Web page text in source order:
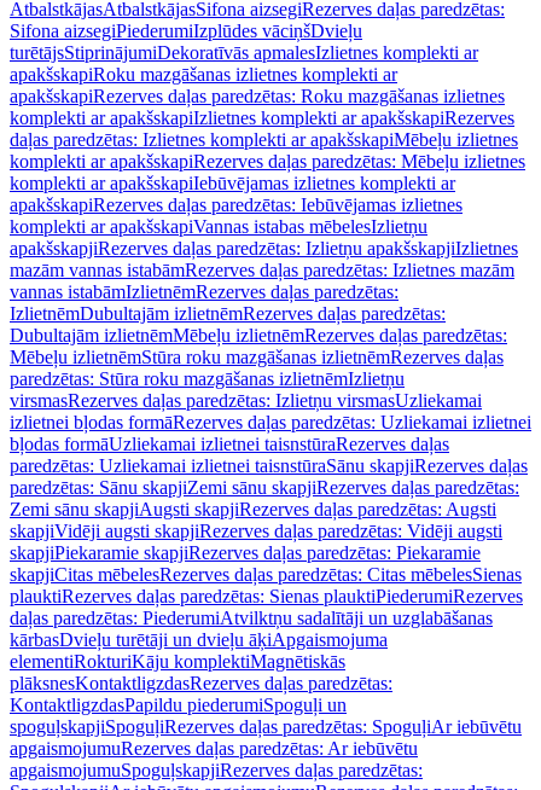
AtbalstkājasAtbalstkājasSifona aizsegiRezerves daļas paredzētas:
Sifona aizsegiPiederumiIzplūdes vāciņšDvieļu
turētājsStiprinājumiDekoratīvās apmalesIzlietnes komplekti ar
apakšskapiRoku mazgāšanas izlietnes komplekti ar
apakšskapiRezerves daļas paredzētas: Roku mazgāšanas izlietnes
komplekti ar apakšskapiIzlietnes komplekti ar apakšskapiRezerves
daļas paredzētas: Izlietnes komplekti ar apakšskapiMēbeļu izlietnes
komplekti ar apakšskapiRezerves daļas paredzētas: Mēbeļu izlietnes
komplekti ar apakšskapiIebūvējamas izlietnes komplekti ar
apakšskapiRezerves daļas paredzētas: Iebūvējamas izlietnes
komplekti ar apakšskapiVannas istabas mēbelesIzlietņu
apakšskapjiRezerves daļas paredzētas: Izlietņu apakšskapjiIzlietnes
mazām vannas istabāmRezerves daļas paredzētas: Izlietnes mazām
vannas istabāmIzlietnēmRezerves daļas paredzētas:
IzlietnēmDubultajām izlietnēmRezerves daļas paredzētas:
Dubultajām izlietnēmMēbeļu izlietnēmRezerves daļas paredzētas:
Mēbeļu izlietnēmStūra roku mazgāšanas izlietnēmRezerves daļas
paredzētas: Stūra roku mazgāšanas izlietnēmIzlietņu
virsmasRezerves daļas paredzētas: Izlietņu virsmasUzliekamai
izlietnei bļodas formāRezerves daļas paredzētas: Uzliekamai izlietnei
bļodas formāUzliekamai izlietnei taisnstūraRezerves daļas
paredzētas: Uzliekamai izlietnei taisnstūraSānu skapjiRezerves daļas
paredzētas: Sānu skapjiZemi sānu skapjiRezerves daļas paredzētas:
Zemi sānu skapjiAugsti skapjiRezerves daļas paredzētas: Augsti
skapjiVidēji augsti skapjiRezerves daļas paredzētas: Vidēji augsti
skapjiPiekaramie skapjiRezerves daļas paredzētas: Piekaramie
skapjiCitas mēbelesRezerves daļas paredzētas: Citas mēbelesSienas
plauktiRezerves daļas paredzētas: Sienas plauktiPiederumiRezerves
daļas paredzētas: PiederumiAtvilktņu sadalītāji un uzglabāšanas
kārbasDvieļu turētāji un dvieļu āķiApgaismojuma
elementiRokturiKāju komplektiMagnētiskās
plāksnesKontaktligzdasRezerves daļas paredzētas:
KontaktligzdasPapildu piederumiSpoguļi un
spoguļskapjiSpoguļiRezerves daļas paredzētas: SpoguļiAr iebūvētu
apgaismojumuRezerves daļas paredzētas: Ar iebūvētu
apgaismojumuSpoguļskapjiRezerves daļas paredzētas: